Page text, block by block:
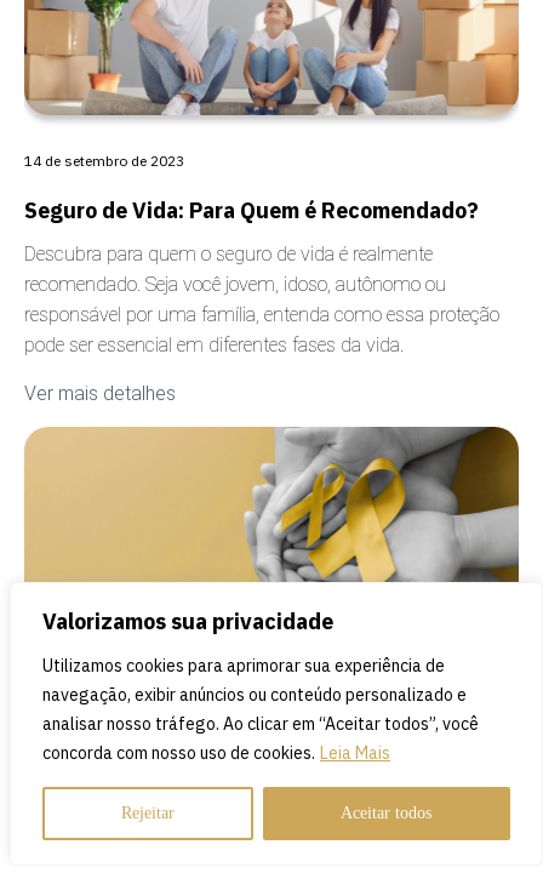
Valorizamos sua privacidade
Utilizamos cookies para aprimorar sua experiência de
navegação, exibir anúncios ou conteúdo personalizado e
analisar nosso tráfego. Ao clicar em “Aceitar todos”, você
concorda com nosso uso de cookies. Leia Mais
Rejeitar Aceitar todos
Seguro de Vida: Para Quem é Recomendado?
Descubra para quem o seguro de vida é realmente
recomendado. Seja você jovem, idoso, autônomo ou
responsável por uma família, entenda como essa proteção
pode ser essencial em diferentes fases da vida.
Ver mais detalhes
14 de setembro de 2023
Setembro Amarelo: Entendendo a Importância
da Prevenção ao Suicídio
Entenda a importância do Setembro Amarelo, a campanha
8 de setembro de 2023